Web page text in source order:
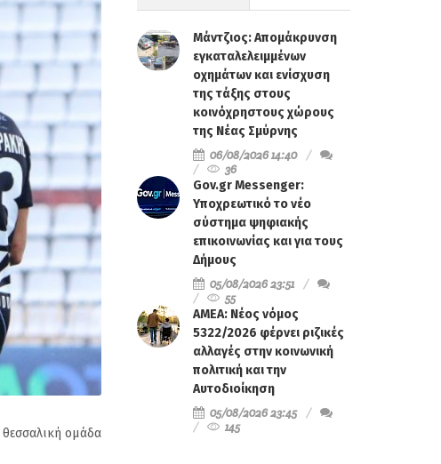
ομάδα
Μάντζιος: Απομάκρυνση
εγκαταλελειμμένων
οχημάτων και ενίσχυση
της τάξης στους
κοινόχρηστους χώρους
της Νέας Σμύρνης
06/08/2026 14:40
36
Gov.gr Messenger:
Υποχρεωτικό το νέο
σύστημα ψηφιακής
επικοινωνίας και για τους
Δήμους
05/08/2026 23:51
55
ΑΜΕΑ: Νέος νόμος
5322/2026 φέρνει ριζικές
αλλαγές στην κοινωνική
πολιτική και την
Αυτοδιοίκηση
05/08/2026 23:45
145